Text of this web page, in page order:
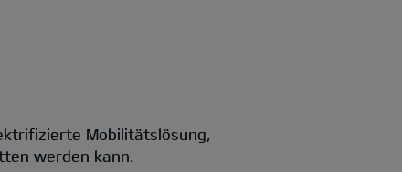
Mobilitätslösung,
werden kann.